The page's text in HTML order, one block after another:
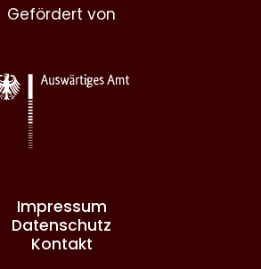
Gefördert von
Impressum
Datenschutz
Kontakt